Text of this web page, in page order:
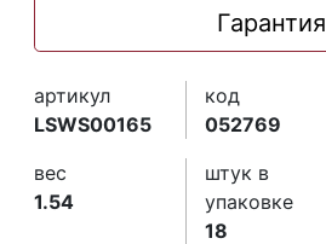
Гарантия
артикул
LSWS00165
код
052769
вес
1.54
штук в
упаковке
18